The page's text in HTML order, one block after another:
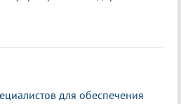
для обеспечения